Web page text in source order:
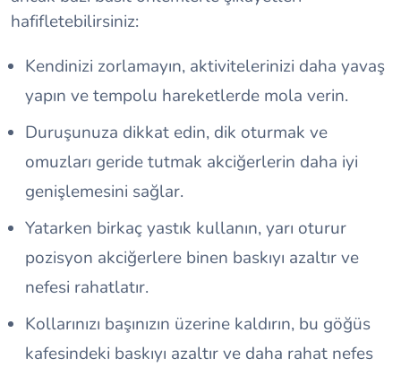
hafifletebilirsiniz:
Kendinizi zorlamayın, aktivitelerinizi daha yavaş
yapın ve tempolu hareketlerde mola verin.
Duruşunuza dikkat edin, dik oturmak ve
omuzları geride tutmak akciğerlerin daha iyi
genişlemesini sağlar.
Yatarken birkaç yastık kullanın, yarı oturur
pozisyon akciğerlere binen baskıyı azaltır ve
nefesi rahatlatır.
Kollarınızı başınızın üzerine kaldırın, bu göğüs
kafesindeki baskıyı azaltır ve daha rahat nefes